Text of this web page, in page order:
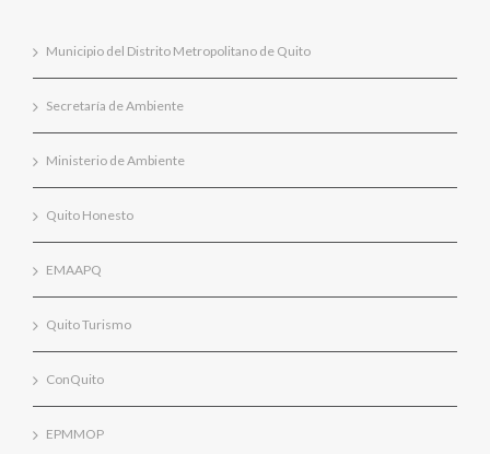
Municipio del Distrito Metropolitano de Quito
Secretaría de Ambiente
Ministerio de Ambiente
Quito Honesto
EMAAPQ
Quito Turismo
ConQuito
EPMMOP